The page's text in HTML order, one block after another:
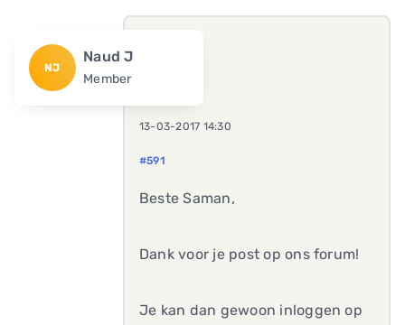
NJ
Naud J
Member
13-03-2017 14:30
#591
Beste Saman,
Dank voor je post op ons forum!
Je kan dan gewoon inloggen op